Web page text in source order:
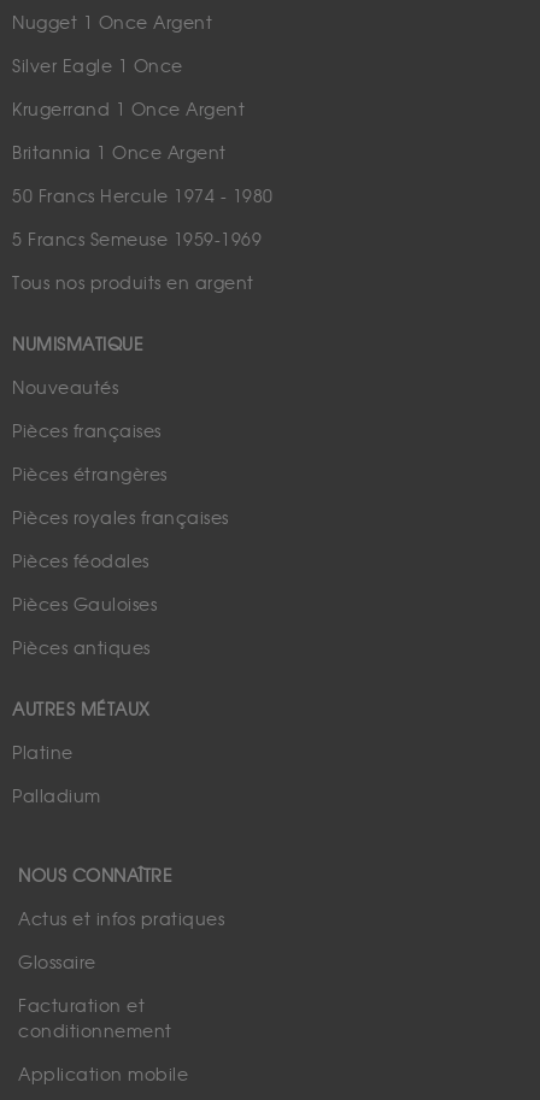
Nugget 1 Once Argent
Silver Eagle 1 Once
Krugerrand 1 Once Argent
Britannia 1 Once Argent
50 Francs Hercule 1974 - 1980
5 Francs Semeuse 1959-1969
Tous nos produits en argent
NUMISMATIQUE
Nouveautés
Pièces françaises
Pièces étrangères
Pièces royales françaises
Pièces féodales
Pièces Gauloises
Pièces antiques
AUTRES MÉTAUX
Platine
Palladium
NOUS CONNAÎTRE
Actus et infos pratiques
Glossaire
Facturation et
conditionnement
Application mobile